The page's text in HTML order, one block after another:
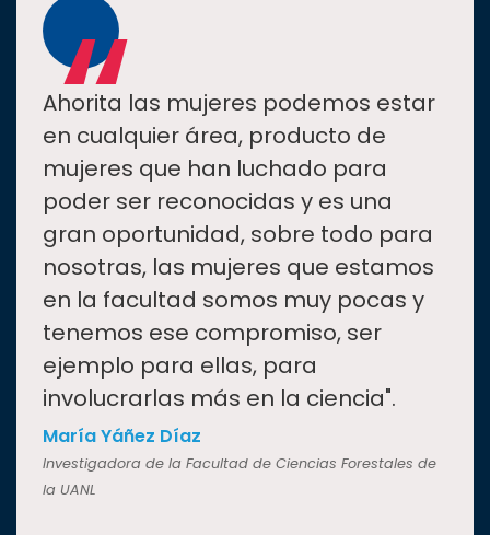
“
Ahorita las mujeres podemos estar
en cualquier área, producto de
mujeres que han luchado para
poder ser reconocidas y es una
gran oportunidad, sobre todo para
nosotras, las mujeres que estamos
en la facultad somos muy pocas y
tenemos ese compromiso, ser
ejemplo para ellas, para
involucrarlas más en la ciencia".
María Yáñez Díaz
Investigadora de la Facultad de Ciencias Forestales de
la UANL